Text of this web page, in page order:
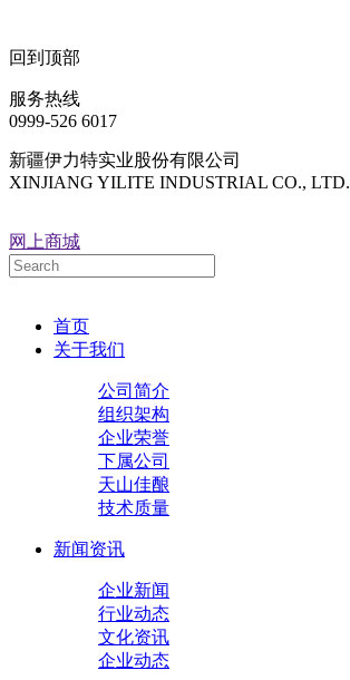
回到顶部
服务热线
0999-526 6017
新疆伊力特实业股份有限公司
XINJIANG YILITE INDUSTRIAL CO., LTD.
网上商城
首页
关于我们
公司简介
组织架构
企业荣誉
下属公司
天山佳酿
技术质量
新闻资讯
企业新闻
行业动态
文化资讯
企业动态